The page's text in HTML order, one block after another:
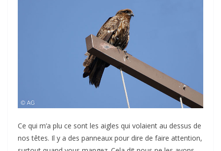
Ce qui m’a plu ce sont les aigles qui volaient au dessus de
nos têtes. Il y a des panneaux pour dire de faire attention,